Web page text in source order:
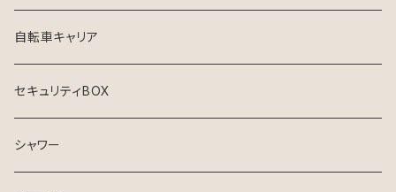
自転車キャリア
セキュリティBOX
シャワー